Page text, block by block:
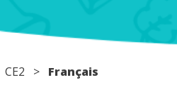
CE2 > Français